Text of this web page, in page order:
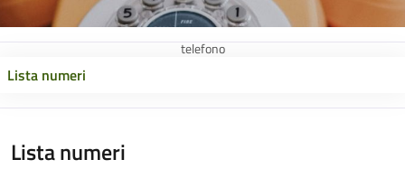
telefono
Lista numeri
Lista numeri